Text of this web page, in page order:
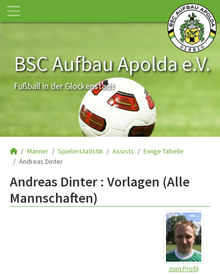
BSC Aufbau Apolda e.V.
Fußball in der Glockenstadt
Männer Spielerstatistik Assists
Ewige Tabelle
Andreas Dinter
Andreas Dinter : Vorlagen (Alle
Mannschaften)
zum Profil